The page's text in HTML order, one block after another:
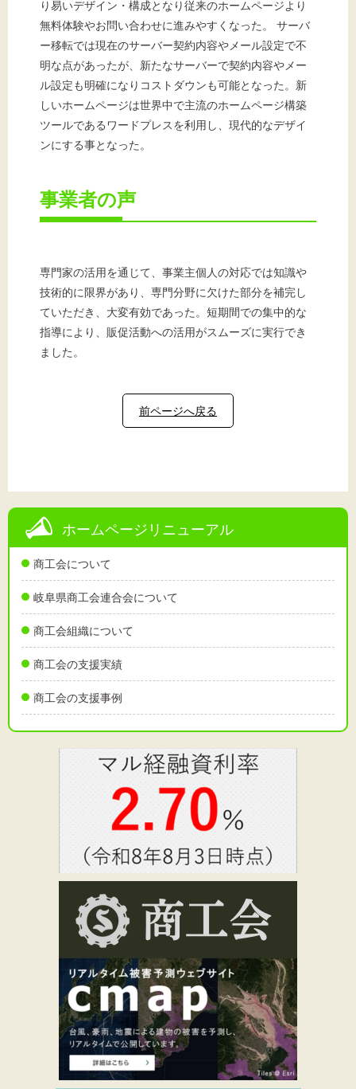
ホームページリニューアル
商工会について
岐阜県商工会連合会について
商工会組織について
商工会の支援実績
商工会の支援事例
り易いデザイン・構成となり従来のホームページより
無料体験やお問い合わせに進みやすくなった。 サーバ
ー移転では現在のサーバー契約内容やメール設定で不
明な点があったが、新たなサーバーで契約内容やメー
ル設定も明確になりコストダウンも可能となった。新
しいホームページは世界中で主流のホームページ構築
ツールであるワードプレスを利用し、現代的なデザイ
ンにする事となった。
事業者の声
専門家の活用を通じて、事業主個人の対応では知識や
技術的に限界があり、専門分野に欠けた部分を補完し
ていただき、大変有効であった。短期間での集中的な
指導により、販促活動への活用がスムーズに実行でき
ました。
前ページへ戻る